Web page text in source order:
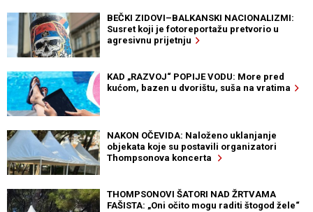
BEČKI ZIDOVI–BALKANSKI NACIONALIZMI:
Susret koji je fotoreportažu pretvorio u
agresivnu prijetnju
KAD „RAZVOJ“ POPIJE VODU: More pred
kućom, bazen u dvorištu, suša na vratima
NAKON OČEVIDA: Naloženo uklanjanje
objekata koje su postavili organizatori
Thompsonova koncerta
THOMPSONOVI ŠATORI NAD ŽRTVAMA
FAŠISTA: „Oni očito mogu raditi štogod žele“